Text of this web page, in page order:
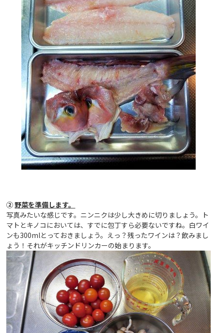
②野菜を準備します。
写真みたいな感じです。ニンニクは少し大きめに切りましょう。ト
マトとキノコにおいては、すでに包丁すら必要ないですね。白ワイ
ンも300mlとっておきましょう。えっ？残ったワインは？飲みまし
ょう！それがキッチンドリンカーの始まります。